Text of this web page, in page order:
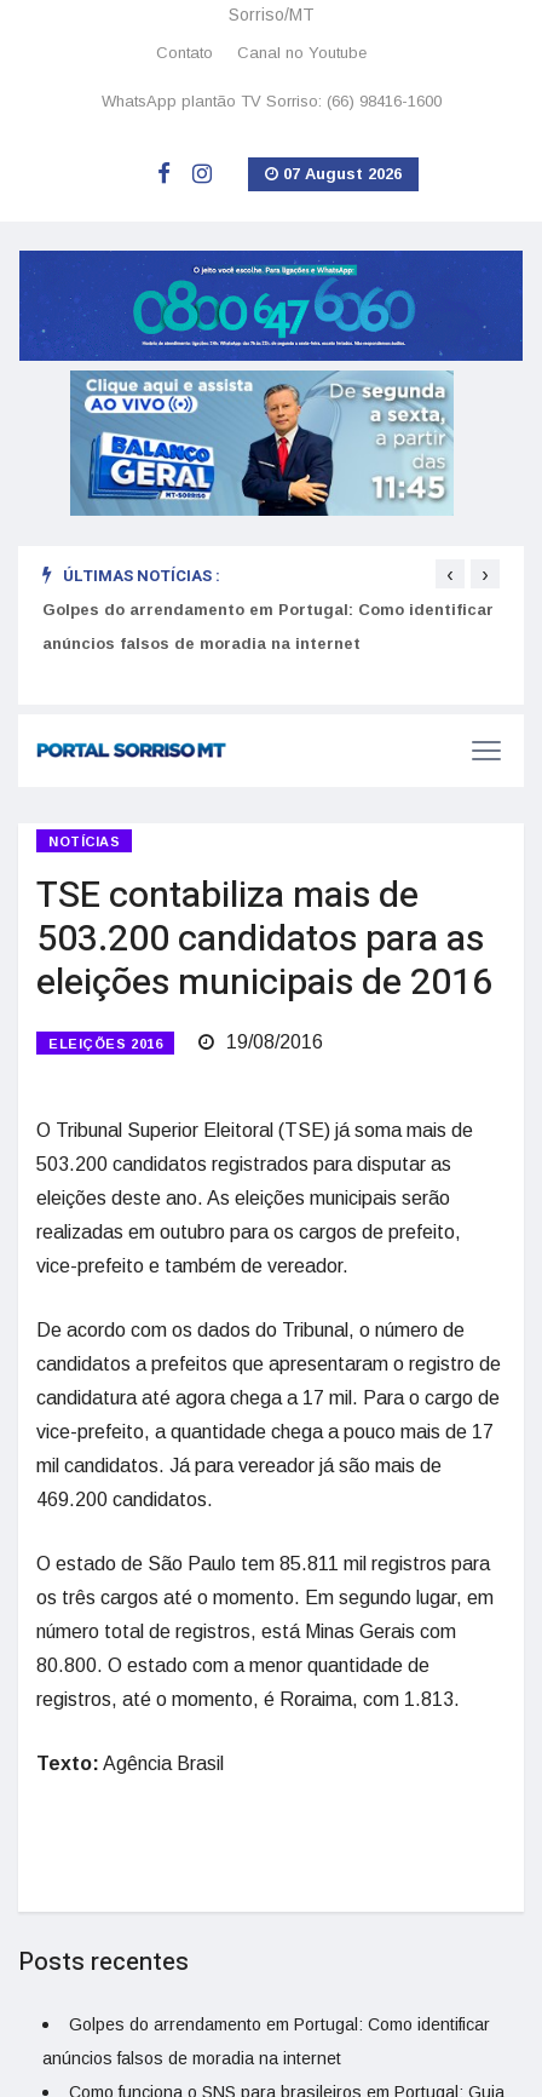
Sorriso/MT
Contato Canal no Youtube
WhatsApp plantão TV Sorriso: (66) 98416-1600
07 August 2026
ÚLTIMAS NOTÍCIAS :
Golpes do arrendamento em Portugal: Como identificar
anúncios falsos de moradia na internet
‹ ›
NOTÍCIAS
TSE contabiliza mais de
503.200 candidatos para as
eleições municipais de 2016
ELEIÇÕES 2016 19/08/2016
O Tribunal Superior Eleitoral (TSE) já soma mais de
503.200 candidatos registrados para disputar as
eleições deste ano. As eleições municipais serão
realizadas em outubro para os cargos de prefeito,
vice-prefeito e também de vereador.
De acordo com os dados do Tribunal, o número de
candidatos a prefeitos que apresentaram o registro de
candidatura até agora chega a 17 mil. Para o cargo de
vice-prefeito, a quantidade chega a pouco mais de 17
mil candidatos. Já para vereador já são mais de
469.200 candidatos.
O estado de São Paulo tem 85.811 mil registros para
os três cargos até o momento. Em segundo lugar, em
número total de registros, está Minas Gerais com
80.800. O estado com a menor quantidade de
registros, até o momento, é Roraima, com 1.813.
Texto: Agência Brasil
Posts recentes
Golpes do arrendamento em Portugal: Como identificar
anúncios falsos de moradia na internet
Como funciona o SNS para brasileiros em Portugal: Guia